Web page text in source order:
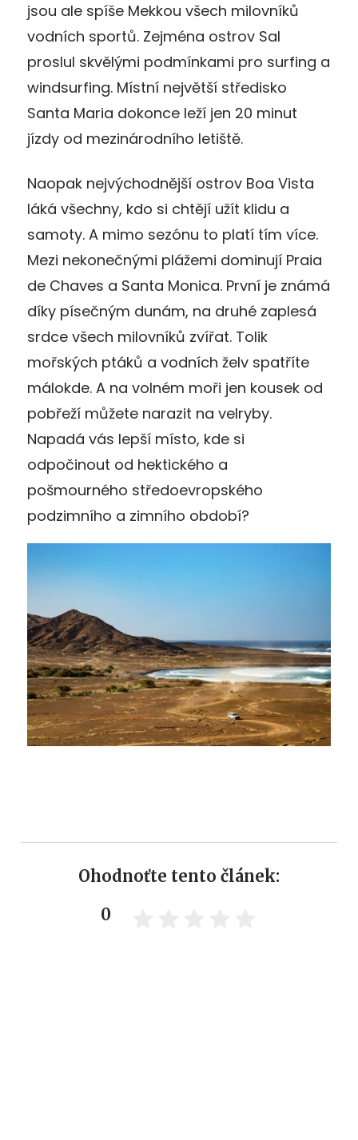
jsou ale spíše Mekkou všech milovníků
vodních sportů. Zejména ostrov Sal
proslul skvělými podmínkami pro surfing a
windsurfing. Místní největší středisko
Santa Maria dokonce leží jen 20 minut
jízdy od mezinárodního letiště.
Naopak nejvýchodnější ostrov Boa Vista
láká všechny, kdo si chtějí užít klidu a
samoty. A mimo sezónu to platí tím více.
Mezi nekonečnými plážemi dominují Praia
de Chaves a Santa Monica. První je známá
díky písečným dunám, na druhé zaplesá
srdce všech milovníků zvířat. Tolik
mořských ptáků a vodních želv spatříte
málokde. A na volném moři jen kousek od
pobřeží můžete narazit na velryby.
Napadá vás lepší místo, kde si
odpočinout od hektického a
pošmourného středoevropského
podzimního a zimního období?
Ohodnoťte tento článek:
0